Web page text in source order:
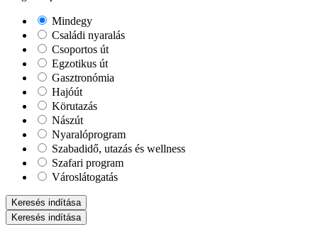
Mindegy
Családi nyaralás
Csoportos út
Egzotikus út
Gasztronómia
Hajóút
Körutazás
Nászút
Nyaralóprogram
Szabadidő, utazás és wellness
Szafari program
Városlátogatás
Keresés indítása
Keresés indítása